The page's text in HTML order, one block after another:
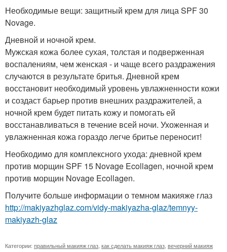
Необходимые вещи: защитный крем для лица SPF 30
Novage.
Дневной и ночной крем.
Мужская кожа более сухая, толстая и подверженная
воспалениям, чем женская - и чаще всего раздражения
случаются в результате бритья. Дневной крем
восстановит необходимый уровень увлажненности кожи
и создаст барьер против внешних раздражителей, а
ночной крем будет питать кожу и помогать ей
восстанавливаться в течение всей ночи. Ухоженная и
увлажненная кожа гораздо легче бритье переносит!
Необходимо для комплексного ухода: дневной крем
против морщин SPF 15 Novage Ecollagen, ночной крем
против морщин Novage Ecollagen.
Получите больше информации о темном макияже глаз
http://makiyazhglaz.com/vidy-makiyazha-glaz/temnyy-
makiyazh-glaz
Категории: правильный макияж глаз как сделать макияж глаз вечерний макияж